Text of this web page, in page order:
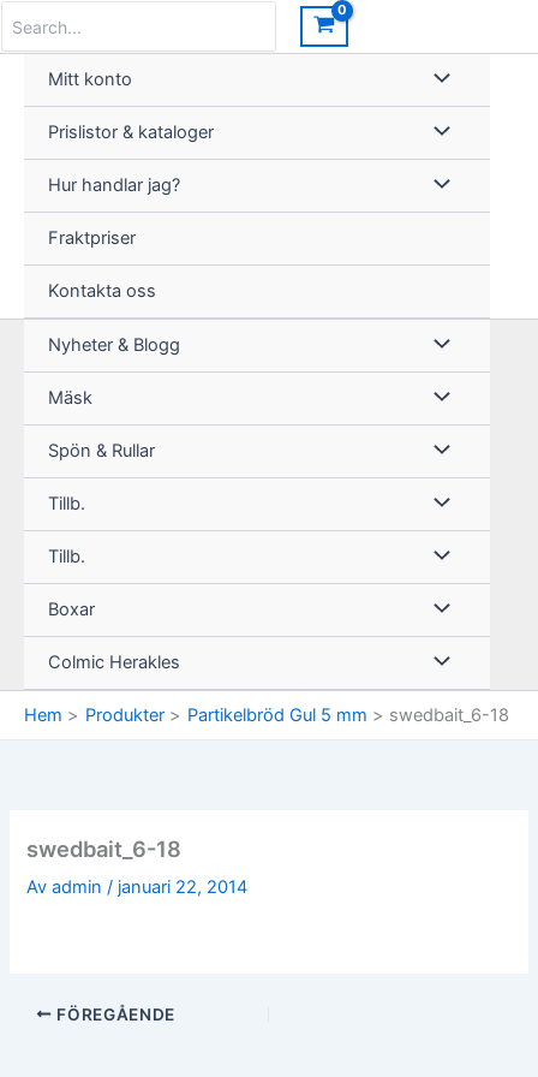
innehåll
for:
Mitt konto
Prislistor & kataloger
Hur handlar jag?
Fraktpriser
Kontakta oss
Nyheter & Blogg
Mäsk
Spön & Rullar
Tillb.
Tillb.
Boxar
Colmic Herakles
Hem Produkter Partikelbröd Gul 5 mm swedbait_6-18
swedbait_6-18
Avadmin/ januari 22, 2014
FÖREGÅENDE